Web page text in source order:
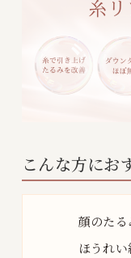
こんな方にお
顔のた
ほうれ